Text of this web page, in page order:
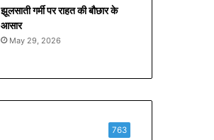
झूलसाती गर्मी पर राहत की बौछार के
आसार
May 29, 2026
763